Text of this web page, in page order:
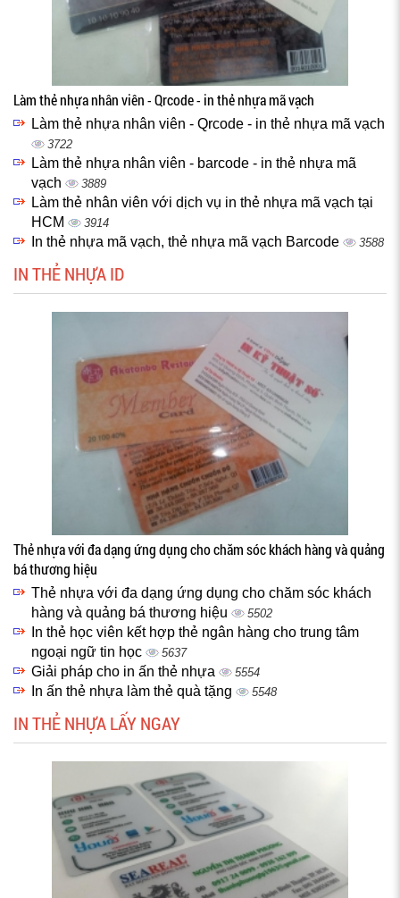
Làm thẻ nhựa nhân viên - Qrcode - in thẻ nhựa mã vạch
Làm thẻ nhựa nhân viên - Qrcode - in thẻ nhựa mã vạch
3722
Làm thẻ nhựa nhân viên - barcode - in thẻ nhựa mã
vạch
3889
Làm thẻ nhân viên với dịch vụ in thẻ nhựa mã vạch tại
HCM
3914
In thẻ nhựa mã vạch, thẻ nhựa mã vạch Barcode 3588
IN THẺ NHỰA ID
Thẻ nhựa với đa dạng ứng dụng cho chăm sóc khách hàng và quảng
bá thương hiệu
Thẻ nhựa với đa dạng ứng dụng cho chăm sóc khách
hàng và quảng bá thương hiệu
5502
In thẻ học viên kết hợp thẻ ngân hàng cho trung tâm
ngoại ngữ tin học
5637
Giải pháp cho in ấn thẻ nhựa 5554
In ấn thẻ nhựa làm thẻ quà tặng 5548
IN THẺ NHỰA LẤY NGAY